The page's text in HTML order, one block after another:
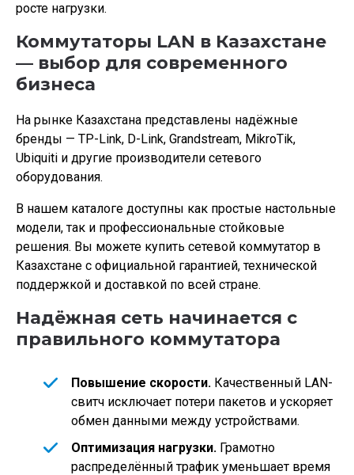
росте нагрузки.
Коммутаторы LAN в Казахстане
— выбор для современного
бизнеса
На рынке Казахстана представлены надёжные
бренды — TP-Link, D-Link, Grandstream, MikroTik,
Ubiquiti и другие производители сетевого
оборудования.
В нашем каталоге доступны как простые настольные
модели, так и профессиональные стойковые
решения. Вы можете купить сетевой коммутатор в
Казахстане с официальной гарантией, технической
поддержкой и доставкой по всей стране.
Надёжная сеть начинается с
правильного коммутатора
Повышение скорости. Качественный LAN-
свитч исключает потери пакетов и ускоряет
обмен данными между устройствами.
Оптимизация нагрузки. Грамотно
распределённый трафик уменьшает время